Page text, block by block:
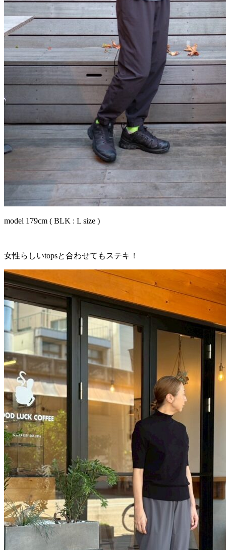
model 179cm ( BLK : L size )
女性らしいtopsと合わせてもステキ！